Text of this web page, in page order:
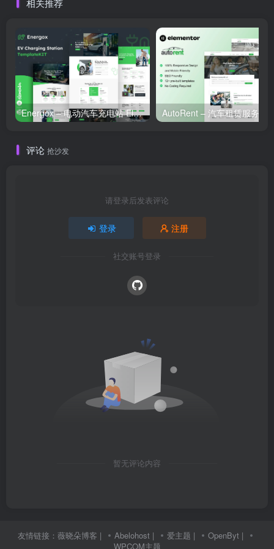
相关推荐
Energox – 电动汽车充电站 Elementor 模板套件
评论 抢沙发
请登录后发表评论
登录 注册
社交账号登录
暂无评论内容
友情链接： 薇晓朵博客 | Abelohost | 爱主题 | OpenByt |
WPCOM主题